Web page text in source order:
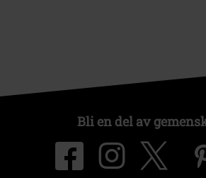
Bli en del av